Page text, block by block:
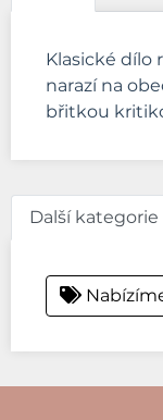
Klasické dílo
narazí na
břitkou
Další kategorie